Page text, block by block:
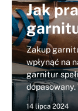
Jak
Zakup
wpłynąć na
garnitur
14 lipca 2024